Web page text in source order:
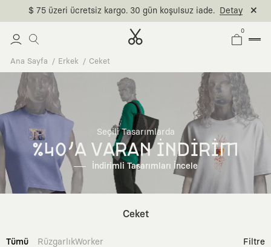
$ 75 üzeri ücretsiz kargo. 30 gün koşulsuz iade. Detay
0
Ana Sayfa Erkek Ceket
Seçili Tasarımlarda
%40'A VARAN İNDİRİM
İndirimli Tasarımları İncele
Ceket
Tümü RüzgarlıkWorker Filtre